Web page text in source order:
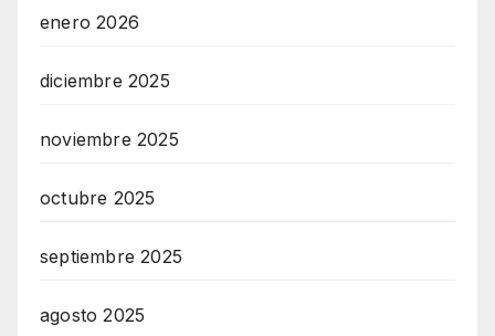
enero 2026
diciembre 2025
noviembre 2025
octubre 2025
septiembre 2025
agosto 2025